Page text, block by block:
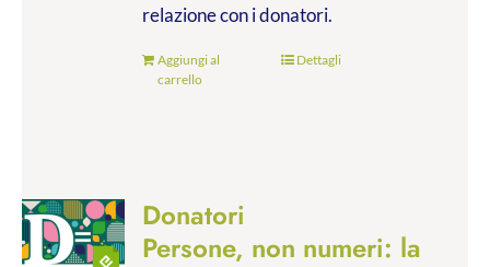
relazione con i donatori.
Aggiungi al
carrello
Dettagli
Donatori
Persone, non numeri: la